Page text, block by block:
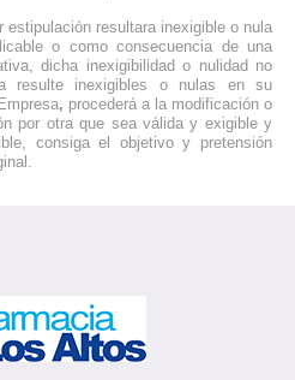
estipulación resultara inexigible o nula
o como consecuencia de una
dicha inexigibilidad o nulidad no
resulte inexigibles o nulas en su
, procederá a la modificación o
por otra que sea válida y exigible y
consiga el objetivo y pretensión